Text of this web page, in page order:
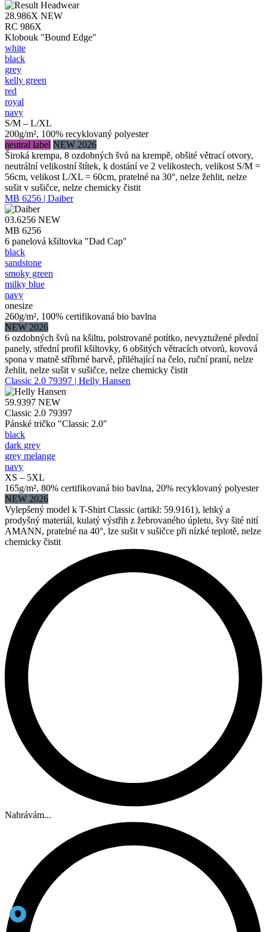
28.986X NEW
RC 986X
Klobouk "Bound Edge"
white
black
grey
kelly green
red
royal
navy
S/M – L/XL
200g/m², 100% recyklovaný polyester
neutral label NEW 2026
Široká krempa, 8 ozdobných švů na krempě, obšité větrací otvory,
neutrální velikostní štítek, k dostání ve 2 velikostech, velikost S/M =
56cm, velikost L/XL = 60cm, pratelné na 30°, nelze žehlit, nelze
sušit v sušičce, nelze chemicky čistit
MB 6256 | Daiber
03.6256 NEW
MB 6256
6 panelová kšiltovka "Dad Cap"
black
sandstone
smoky green
milky blue
navy
onesize
260g/m², 100% certifikovaná bio bavlna
NEW 2026
6 ozdobných švů na kšiltu, polstrované potítko, nevyztužené přední
panely, střední profil kšiltovky, 6 obšitých větracích otvorů, kovová
spona v matně stříbrné barvě, přiléhající na čelo, ruční praní, nelze
žehlit, nelze sušit v sušičce, nelze chemicky čistit
Classic 2.0 79397 | Helly Hansen
59.9397 NEW
Classic 2.0 79397
Pánské tričko "Classic 2.0"
black
dark grey
grey melange
navy
XS – 5XL
165g/m², 80% certifikovaná bio bavlna, 20% recyklovaný polyester
NEW 2026
Vylepšený model k T-Shirt Classic (artikl: 59.9161), lehký a
prodyšný materiál, kulatý výstřih z žebrovaného úpletu, švy šité nití
AMANN, pratelné na 40°, lze sušit v sušičce při nízké teplotě, nelze
chemicky čistit
Nahrávám...